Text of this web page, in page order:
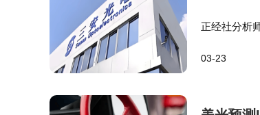
正经社分析
贿、违规经
03-23